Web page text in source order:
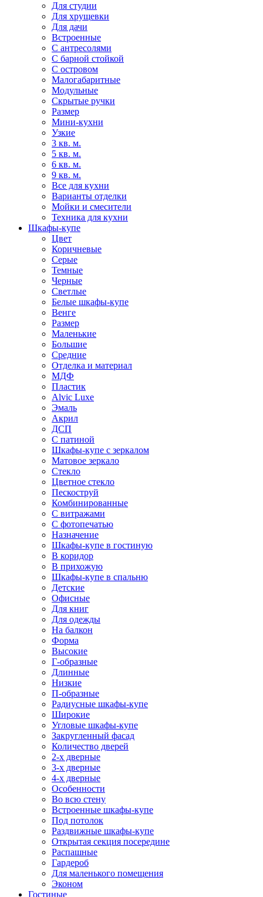
Для студии
Для хрущевки
Для дачи
Встроенные
С антресолями
С барной стойкой
С островом
Малогабаритные
Модульные
Скрытые ручки
Размер
Мини-кухни
Узкие
3 кв. м.
5 кв. м.
6 кв. м.
9 кв. м.
Все для кухни
Варианты отделки
Мойки и смесители
Техника для кухни
Шкафы-купе
Цвет
Коричневые
Серые
Темные
Черные
Светлые
Белые шкафы-купе
Венге
Размер
Маленькие
Большие
Средние
Отделка и материал
МДФ
Пластик
Alvic Luxe
Эмаль
Акрил
ДСП
С патиной
Шкафы-купе с зеркалом
Матовое зеркало
Стекло
Цветное стекло
Пескоструй
Комбинированные
С витражами
С фотопечатью
Назначение
Шкафы-купе в гостиную
В коридор
В прихожую
Шкафы-купе в спальню
Детские
Офисные
Для книг
Для одежды
На балкон
Форма
Высокие
Г-образные
Длинные
Низкие
П-образные
Радиусные шкафы-купе
Широкие
Угловые шкафы-купе
Закругленный фасад
Количество дверей
2-х дверные
3-х дверные
4-х дверные
Особенности
Во всю стену
Встроенные шкафы-купе
Под потолок
Раздвижные шкафы-купе
Открытая секция посередине
Распашные
Гардероб
Для маленького помещения
Эконом
Гостиные